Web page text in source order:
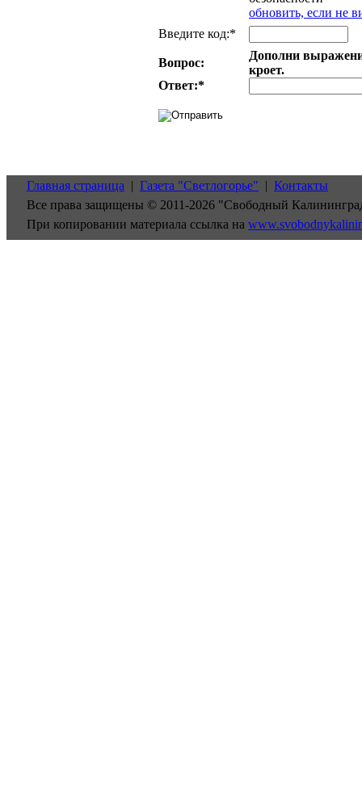
обновить, если не
Введите код:*
Вопрос:
Дополни
кроет.
Ответ:*
Главная страница | Газета "Светлогорье" | Контакты
Все права защищены © 2011-2026 "Свободный
При копировании материала ссылка на